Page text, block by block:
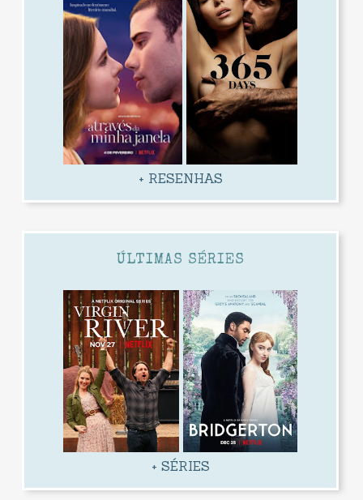
+ RESENHAS
ÚLTIMAS SÉRIES
+ SÉRIES